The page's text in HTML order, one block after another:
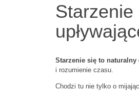
Starzenie się to
i rozumienie czasu.
Chodzi tu nie tylko o